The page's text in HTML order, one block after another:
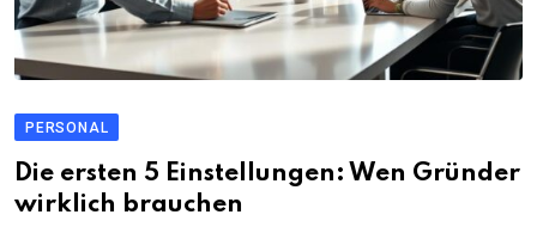
PERSONAL
Die ersten 5 Einstellungen: Wen Gründer
wirklich brauchen